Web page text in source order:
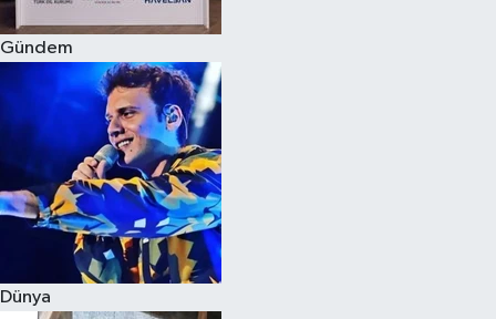
Gündem
Dünya
Kadın
Kim kimdir?
Kültür Sanat
Sağlık
Siyaset
Teknoloji